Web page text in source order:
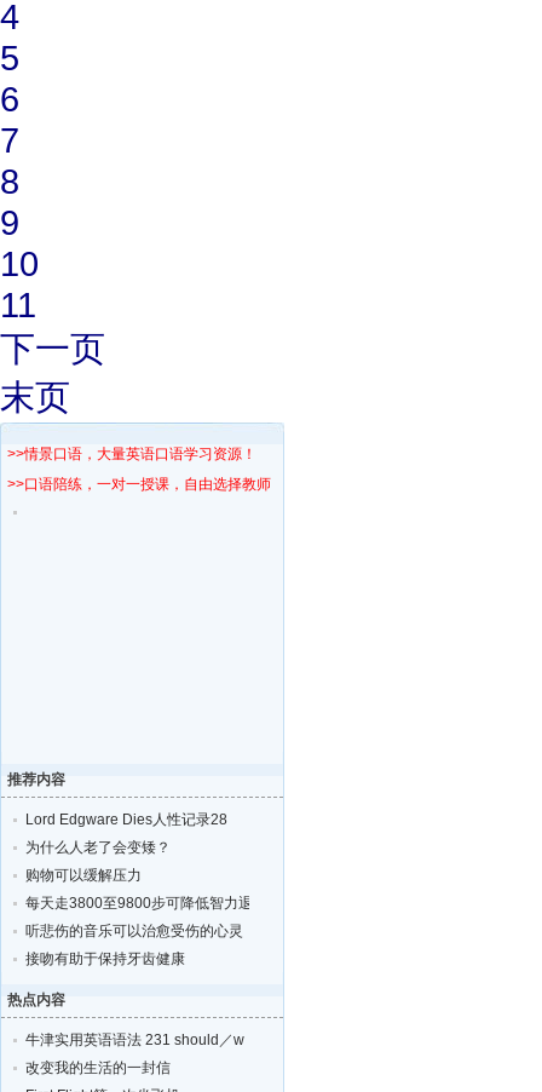
4
5
6
7
8
9
10
11
下一页
末页
>>情景口语，大量英语口语学习资源！
>>口语陪练，一对一授课，自由选择教师！
推荐内容
Lord Edgware Dies人性记录28
为什么人老了会变矮？
购物可以缓解压力
每天走3800至9800步可降低智力退化的风险
听悲伤的音乐可以治愈受伤的心灵
接吻有助于保持牙齿健康
热点内容
牛津实用英语语法 231 should／w
改变我的生活的一封信